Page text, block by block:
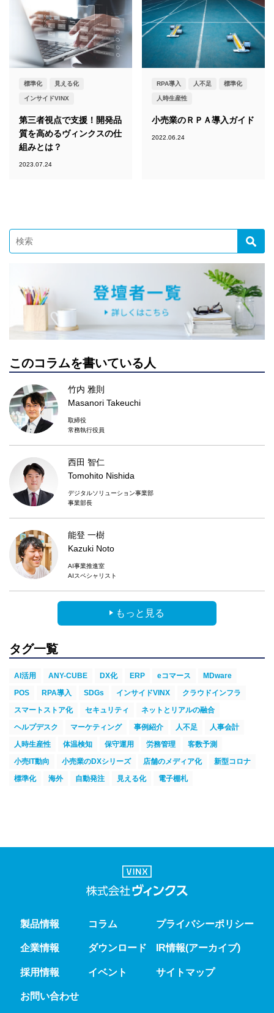
標準化 見える化
インサイドVINX
第三者視点で支援！開発品
質を高めるヴィンクスの仕
組みとは？
2023.07.24
RPA導入 人不足 標準化
人時生産性
小売業のＲＰＡ導入ガイド
2022.06.24
このコラムを書いている人
竹内 雅則
Masanori Takeuchi
取締役
常務執行役員
西田 智仁
Tomohito Nishida
デジタルソリューション事業部
事業部長
能登 一樹
Kazuki Noto
AI事業推進室
AIスペシャリスト
もっと見る
タグ一覧
AI活用 ANY-CUBE DX化 ERP eコマース
MDware
POS
RPA導入 SDGs インサイドVINX
クラウドインフラ
スマートストア化
セキュリティ
ネットとリアルの融合
ヘルプデスク
マーケティング 事例紹介 人不足
人事会計
人時生産性
体温検知 保守運用 労務管理
客数予測
小売IT動向
小売業のDXシリーズ 店舗のメディア化
新型コロナ
標準化
海外 自動発注 見える化 電子棚札
製品情報
企業情報
採用情報
お問い合わせ
コラム
ダウンロード
イベント
プライバシーポリシー
IR情報(アーカイブ)
サイトマップ